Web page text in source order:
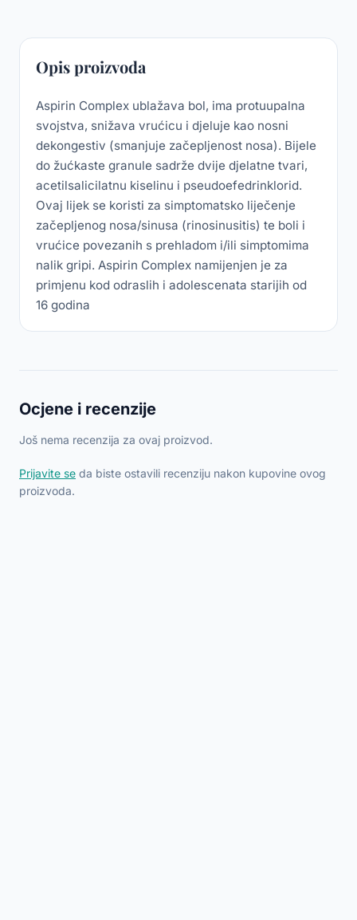
Opis proizvoda
Aspirin Complex ublažava bol, ima protuupalna
svojstva, snižava vrućicu i djeluje kao nosni
dekongestiv (smanjuje začepljenost nosa). Bijele
do žućkaste granule sadrže dvije djelatne tvari,
acetilsalicilatnu kiselinu i pseudoefedrinklorid.
Ovaj lijek se koristi za simptomatsko liječenje
začepljenog nosa/sinusa (rinosinusitis) te boli i
vrućice povezanih s prehladom i/ili simptomima
nalik gripi. Aspirin Complex namijenjen je za
primjenu kod odraslih i adolescenata starijih od
16 godina
Ocjene i recenzije
Još nema recenzija za ovaj proizvod.
Prijavite se da biste ostavili recenziju nakon kupovine ovog
proizvoda.